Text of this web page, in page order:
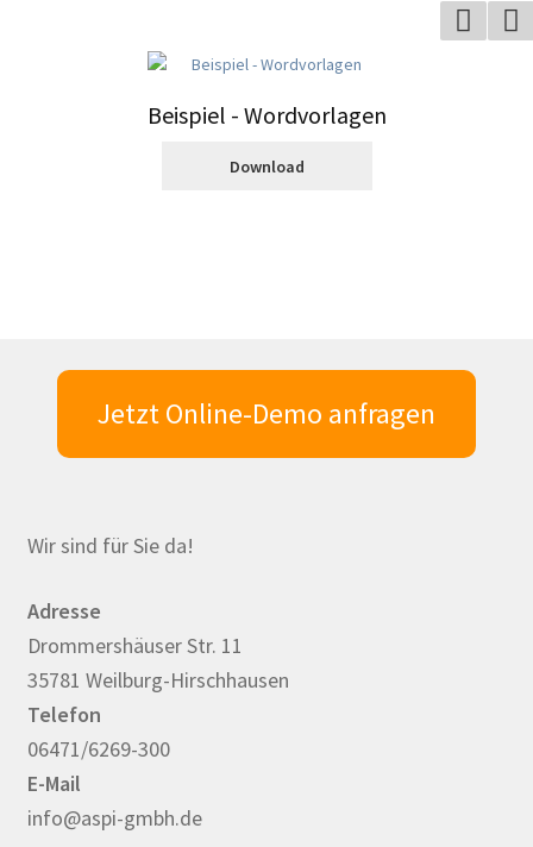
Beispiel - Wordvorlagen
Download
Jetzt Online-Demo anfragen
Wir sind für Sie da!
Adresse
Drommershäuser Str. 11
35781 Weilburg-Hirschhausen
Telefon
06471/6269-300
E-Mail
info@aspi-gmbh.de